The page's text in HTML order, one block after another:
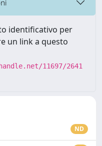
identificativo per
un link a questo
11697/2641
ND